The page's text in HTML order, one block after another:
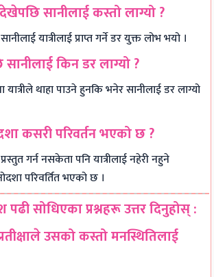
सानीलाई कस्तो लाग्यो ?
यात्रीलाई प्राप्त गर्ने डर युक्त लोभ भयो ।
किन डर लाग्यो ?
थाहा पाउने हुनकि भनेर सानीलाई डर लाग्यो
कसरी परिवर्तन भएको छ ?
गर्न नसकेता पनि यात्रीलाई नहेरी नहुने
परिवर्तित भएको छ ।
सोधिएका प्रश्नहरू उत्तर दिनुहोस् :
उसको कस्तो मनस्थितिलाई